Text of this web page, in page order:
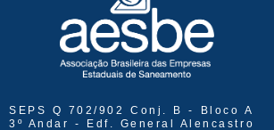
SEPS Q 702/902 Conj. B - Bloco A
3º Andar - Edf. General Alencastro